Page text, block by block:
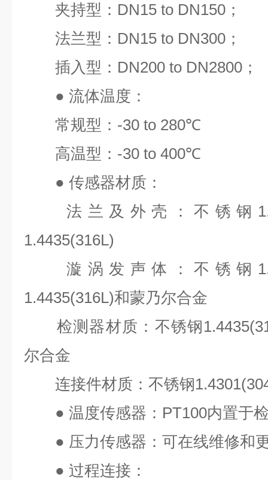
夹持型： DN15 to DN150 ；
法兰型： DN15 to DN300 ；
插入型： DN200 to DN2800 ；
● 流体温度：
常规型： -30 to 280℃
高温型： -30 to 400℃
● 传感器材质：
法兰及外壳：不锈钢
1.4435(316L)
漩涡发声体：不锈钢
1.4435(316L)和蒙乃尔合金
检测器材质：不锈钢
尔合金
连接件材质：不锈钢
● 温度传感器： PT100内置于
● 压力传感器：可在线维修和
● 过程连接：